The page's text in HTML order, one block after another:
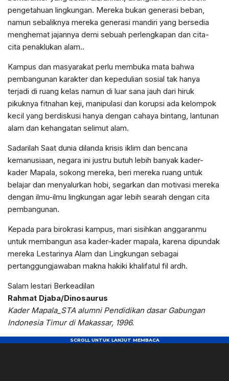
pengetahuan lingkungan. Mereka bukan generasi beban,
namun sebaliknya mereka generasi mandiri yang bersedia
menghemat jajannya demi sebuah perlengkapan dan cita-
cita penaklukan alam..
Kampus dan masyarakat perlu membuka mata bahwa
pembangunan karakter dan kepedulian sosial tak hanya
terjadi di ruang kelas namun di luar sana jauh dari hiruk
pikuknya fitnahan keji, manipulasi dan korupsi ada kelompok
kecil yang berdiskusi hanya dengan cahaya bintang, lantunan
alam dan kehangatan selimut alam.
Sadarilah Saat dunia dilanda krisis iklim dan bencana
kemanusiaan, negara ini justru butuh lebih banyak kader-
kader Mapala, sokong mereka, beri mereka ruang untuk
belajar dan menyalurkan hobi, segarkan dan motivasi mereka
dengan ilmu-ilmu lingkungan agar lebih searah dengan cita
pembangunan.
Kepada para birokrasi kampus, mari sisihkan anggaranmu
untuk membangun asa kader-kader mapala, karena dipundak
mereka Lestarinya Alam dan Lingkungan sebagai
pertanggungjawaban makna hakiki khalifatul fil ardh.
Salam lestari Berkeadilan
Rahmat Djaba/Dinosaurus
Kader Mapala_STA alumni Pendidikan dasar Gabungan
Indonesia Timur di Makassar, 1996.